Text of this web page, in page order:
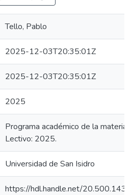
Tello, Pablo
2025-12-03T20:35:01Z
2025-12-03T20:35:01Z
2025
Programa académico de la materia.
Lectivo: 2025.
Universidad de San Isidro
https://hdl.handle.net/